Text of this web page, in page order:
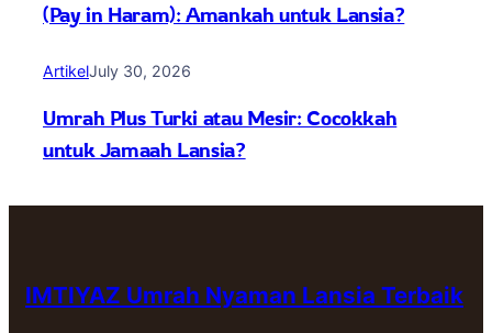
(Pay in Haram): Amankah untuk Lansia?
ArtikelJuly 30, 2026
Umrah Plus Turki atau Mesir: Cocokkah
untuk Jamaah Lansia?
IMTIYAZ Umrah Nyaman Lansia Terbaik